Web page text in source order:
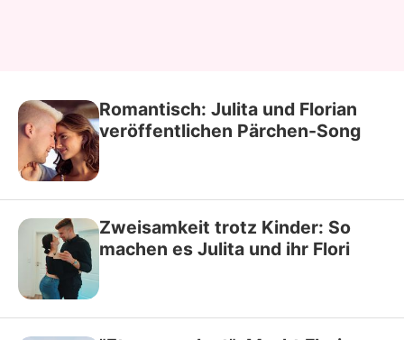
Romantisch: Julita und Florian
veröffentlichen Pärchen-Song
Zweisamkeit trotz Kinder: So
machen es Julita und ihr Flori